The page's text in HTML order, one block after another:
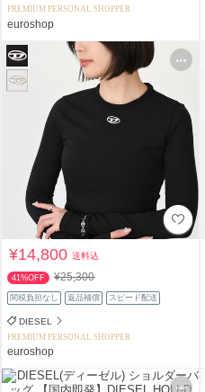
PREMIUM PERSONAL SHOPPER
euroshop
¥14,800送料込
41%OFF ¥25,300
関税負担なし 返品補償 スピード配送
DIESEL
PREMIUM PERSONAL SHOPPER
euroshop